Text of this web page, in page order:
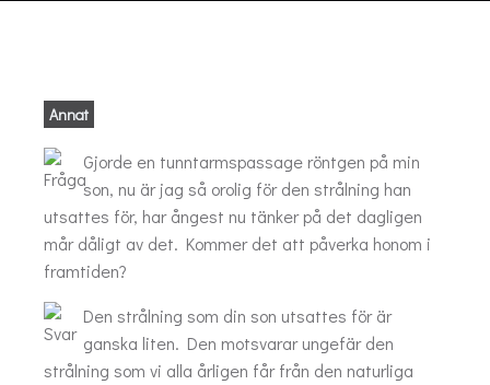
Annat
Gjorde en tunntarmspassage röntgen på min
son, nu är jag så orolig för den strålning han
utsattes för, har ångest nu tänker på det dagligen
mår dåligt av det. Kommer det att påverka honom i
framtiden?
Den strålning som din son utsattes för är
ganska liten. Den motsvarar ungefär den
strålning som vi alla årligen får från den naturliga